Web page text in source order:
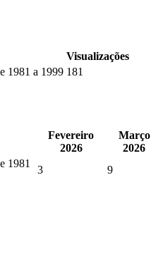
Visualizações
1981 a 1999 181
Fevereiro
2026
Março
2026
1981
3 9